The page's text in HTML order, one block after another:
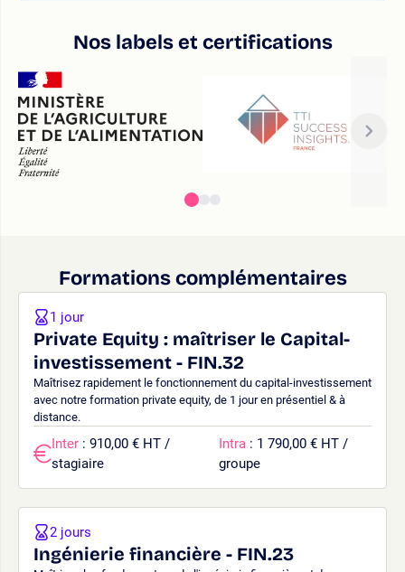
Nos labels et certifications
Formations complémentaires
Private Equity : maîtriser le Capital-
investissement - FIN.32
Maîtrisez rapidement le fonctionnement du capital-investissement
avec notre formation private equity, de 1 jour en présentiel & à
distance.
1 jour
Inter : 910,00 € HT /
stagiaire
Intra : 1 790,00 € HT /
groupe
Ingénierie financière - FIN.23
2 jours